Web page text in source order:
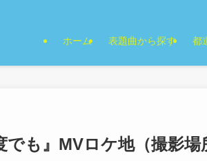
ホーム 表題曲から探す 都
も』MVロケ地（撮影場